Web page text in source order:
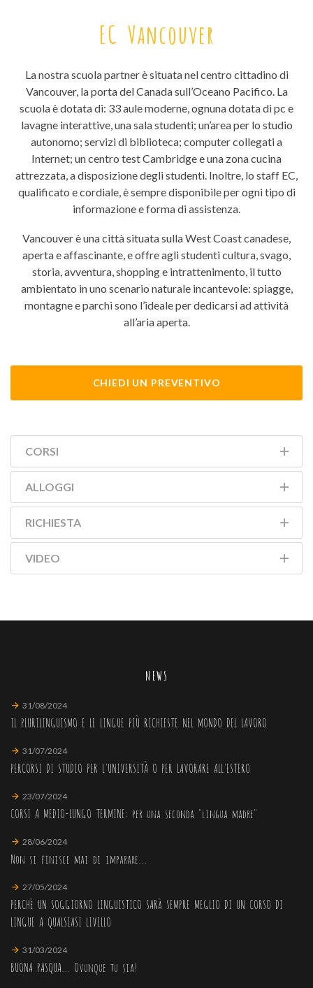
EC Vancouver
La nostra scuola partner è situata nel centro cittadino di
Vancouver, la porta del Canada sull’Oceano Pacifico. La
scuola è dotata di: 33 aule moderne, ognuna dotata di pc e
lavagne interattive, una sala studenti; un’area per lo studio
autonomo; servizi di biblioteca; computer collegati a
Internet; un centro test Cambridge e una zona cucina
attrezzata, a disposizione degli studenti. Inoltre, lo staff EC,
qualificato e cordiale, è sempre disponibile per ogni tipo di
informazione e forma di assistenza.
Vancouver è una città situata sulla West Coast canadese,
aperta e affascinante, e offre agli studenti cultura, svago,
storia, avventura, shopping e intrattenimento, il tutto
ambientato in uno scenario naturale incantevole: spiagge,
montagne e parchi sono l’ideale per dedicarsi ad attività
all’aria aperta.
CHIEDI UN PREVENTIVO
CORSI
ALLOGGI
RICHIESTA
VIDEO
NEWS
31/08/2024
IL PLURILINGUISMO E LE LINGUE PIÙ RICHIESTE NEL MONDO DEL LAVORO
31/07/2024
PERCORSI DI STUDIO PER L'UNIVERSITÀ O PER LAVORARE ALL'ESTERO
23/07/2024
CORSI A MEDIO-LUNGO TERMINE: per una seconda "lingua madre"
28/06/2024
Non si finisce mai di imparare...
27/05/2024
PERCHè UN SOGGIORNO LINGUISTICO SARà SEMPRE MEGLIO DI UN CORSO DI
LINGUE A QUALSIASI LIVELLO
31/03/2024
BUONA PASQUA... Ovunque tu sia!